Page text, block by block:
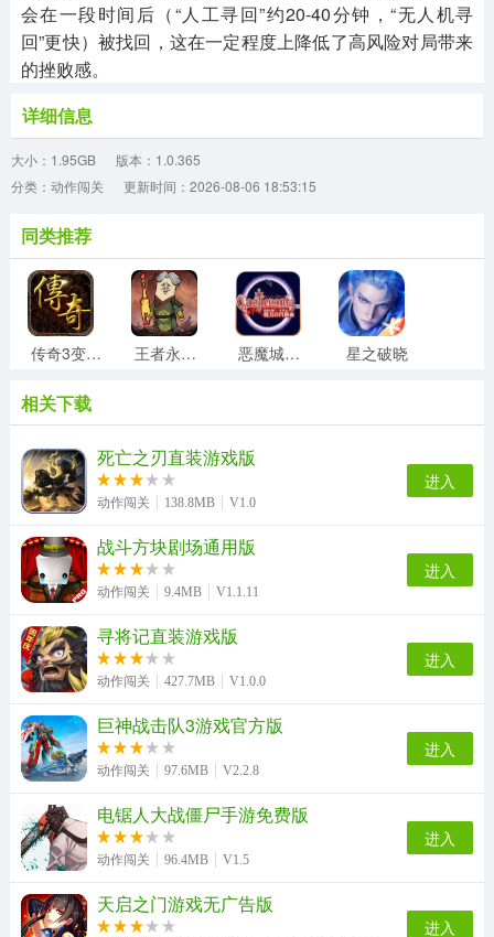
会在一段时间后（“人工寻回”约20-40分钟，“无人机寻
回”更快）被找回，这在一定程度上降低了高风险对局带来
的挫败感。
详细信息
大小：1.95GB
版本：1.0.365
分类：动作闯关
更新时间：2026-08-06 18:53:15
同类推荐
传奇3变态版 王者永恒游戏完整版 恶魔城晓月圆舞曲 星之破晓
遇见你的猫（TapTap测试版 哆啦A梦快跑大冒险官方正版
坤坤突围无广告版 变形金刚地球之战原版
圣诞泡泡龙安卓直装版 办公室逃亡生存20秒最新版
迷你dayz2（MiniDayZ2）官方正版
相关下载
死亡之刃直装游戏版
动作闯关 138.8MB V1.0
进入
战斗方块剧场通用版
动作闯关 9.4MB V1.1.11
进入
寻将记直装游戏版
动作闯关 427.7MB V1.0.0
进入
巨神战击队3游戏官方版
动作闯关 97.6MB V2.2.8
进入
电锯人大战僵尸手游免费版
动作闯关 96.4MB V1.5
进入
天启之门游戏无广告版
进入